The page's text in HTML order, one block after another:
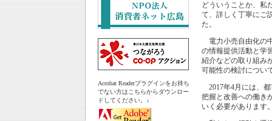
Acrobat Readerプラグインをお持ち
でない方はこちらからダウンロー
ドしてください。↓
どういうことか、私
て、詳しく丁寧にご
た。
電力小売自由化の
の情報提供活動と学
紹介などの取り組み
可能性の検討につい
2017年4月には、
把握と改善への働き
いく必要があります